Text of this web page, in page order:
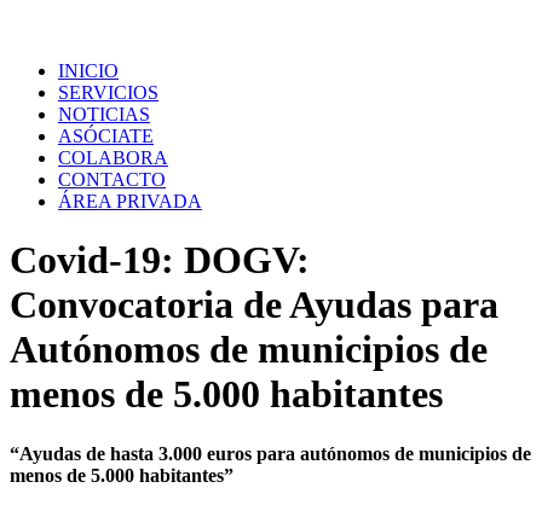
INICIO
SERVICIOS
NOTICIAS
ASÓCIATE
COLABORA
CONTACTO
ÁREA PRIVADA
Covid-19: DOGV:
Convocatoria de Ayudas para
Autónomos de municipios de
menos de 5.000 habitantes
“Ayudas de hasta 3.000 euros para autónomos de municipios de
menos de 5.000 habitantes”